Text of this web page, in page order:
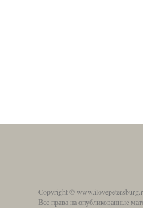
Copyright ©
Все права на опубликованные